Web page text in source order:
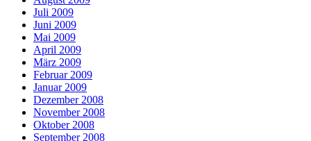
Juli 2009
Juni 2009
Mai 2009
April 2009
März 2009
Februar 2009
Januar 2009
Dezember 2008
November 2008
Oktober 2008
September 2008